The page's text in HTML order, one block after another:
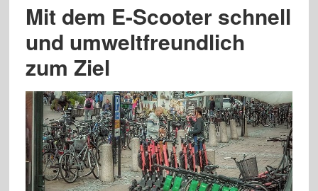
Mit dem E-Scooter schnell
und umweltfreundlich
zum Ziel